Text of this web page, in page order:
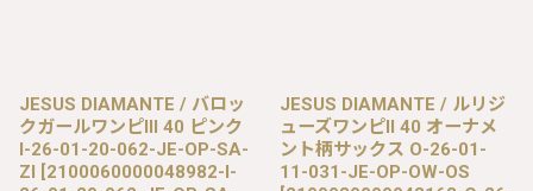
JESUS DIAMANTE / バロッ
クガールワンピIII 40 ピンク
I-26-01-20-062-JE-OP-SA-
ZI [2100060000048982-I-
JESUS DIAMANTE / ルリジ
ューズワンピII 40 オーナメ
ント柄サックス O-26-01-
11-031-JE-OP-OW-OS